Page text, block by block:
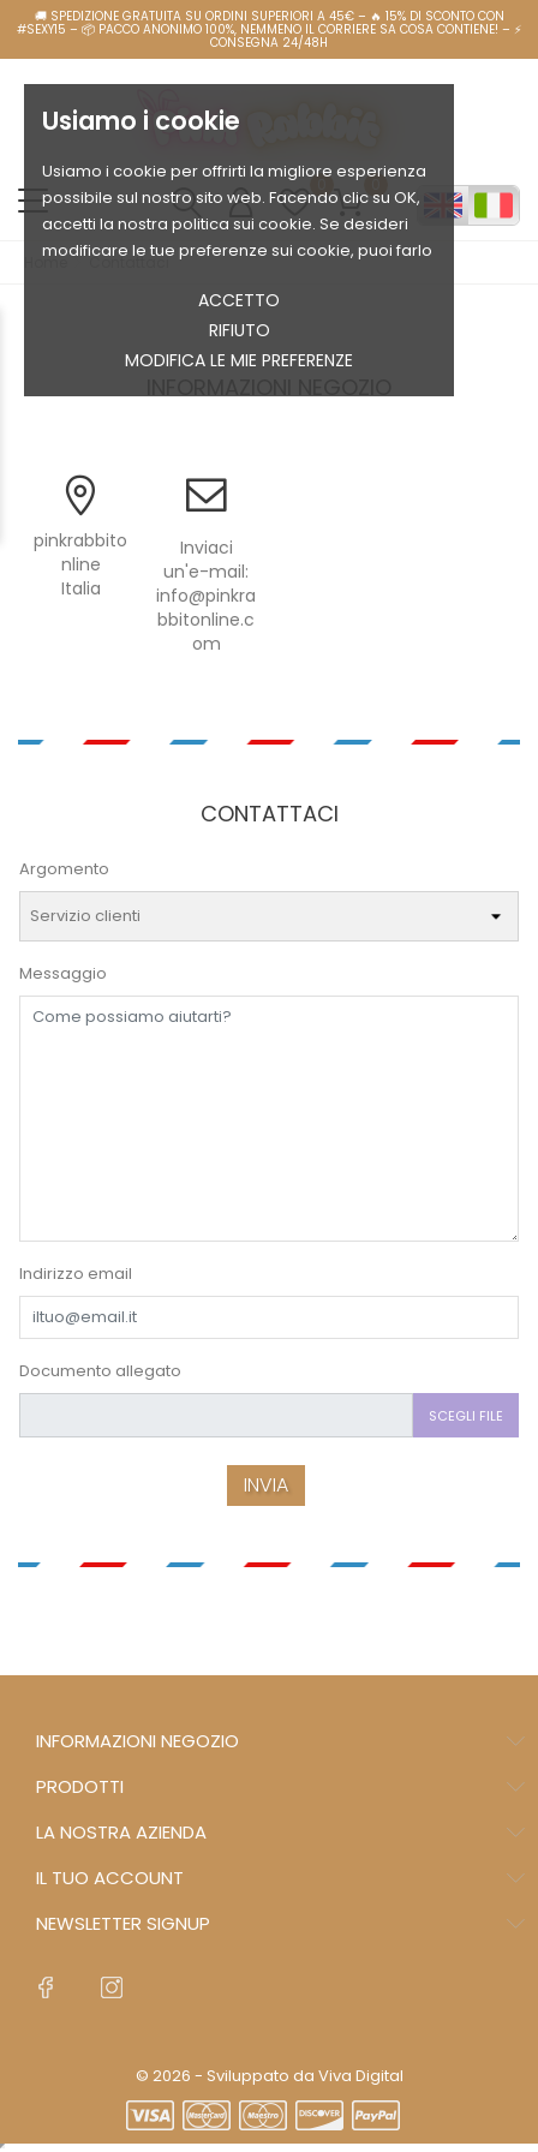
Usiamo i cookie
Usiamo i cookie per offrirti la migliore esperienza
possibile sul nostro sito web. Facendo clic su OK,
accetti la nostra politica sui cookie. Se desideri
modificare le tue preferenze sui cookie, puoi farlo
ACCETTO
RIFIUTO
MODIFICA LE MIE PREFERENZE
Home Contattaci
pinkrabbito
nline
Italia
Inviaci
un'e-mail:
info@pinkra
bbitonline.c
om
CONTATTACI
Argomento
Messaggio
Indirizzo email
Documento allegato
SCEGLI FILE
INFORMAZIONI NEGOZIO
PRODOTTI
LA NOSTRA AZIENDA
IL TUO ACCOUNT
NEWSLETTER SIGNUP
© 2026 - Sviluppato da Viva Digital